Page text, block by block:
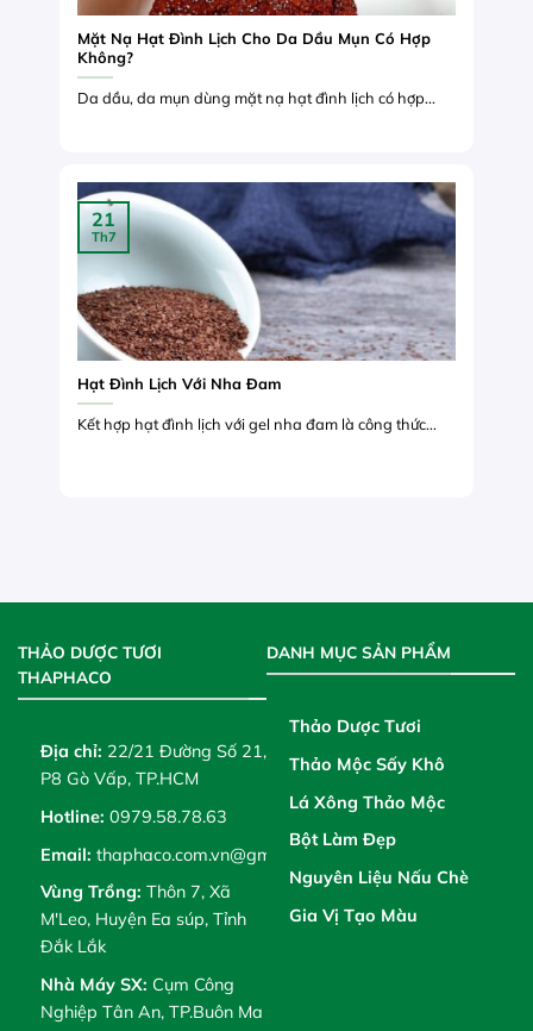
Mặt Nạ Hạt Đình Lịch Cho Da Dầu Mụn Có Hợp
Không?
Da dầu, da mụn dùng mặt nạ hạt đình lịch có hợp...
Hạt Đình Lịch Với Nha Đam
Kết hợp hạt đình lịch với gel nha đam là công thức...
21
Th7
THẢO DƯỢC TƯƠI
THAPHACO
Địa chỉ: 22/21 Đường Số 21,
P8 Gò Vấp, TP.HCM
Hotline: 0979.58.78.63
Email: thaphaco.com.vn@gmail.com
Vùng Trồng: Thôn 7, Xã
M'Leo, Huyện Ea súp, Tỉnh
Đắk Lắk
Nhà Máy SX: Cụm Công
Nghiệp Tân An, TP.Buôn Ma
DANH MỤC SẢN PHẨM
Thảo Dược Tươi
Thảo Mộc Sấy Khô
Lá Xông Thảo Mộc
Bột Làm Đẹp
Nguyên Liệu Nấu Chè
Gia Vị Tạo Màu